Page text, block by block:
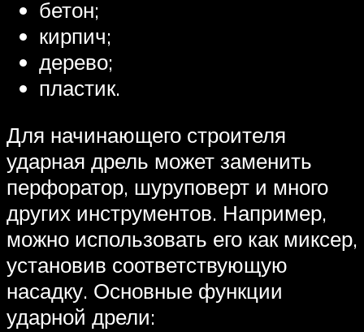
бетон;
кирпич;
дерево;
пластик.
Для начинающего строителя
ударная дрель может заменить
перфоратор, шуруповерт и много
других инструментов. Например,
можно использовать его как миксер,
установив соответствующую
насадку. Основные функции
ударной дрели: